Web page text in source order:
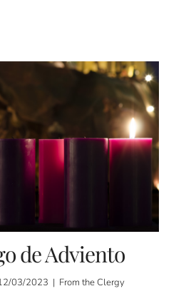
de Adviento
03/2023 | From the Clergy